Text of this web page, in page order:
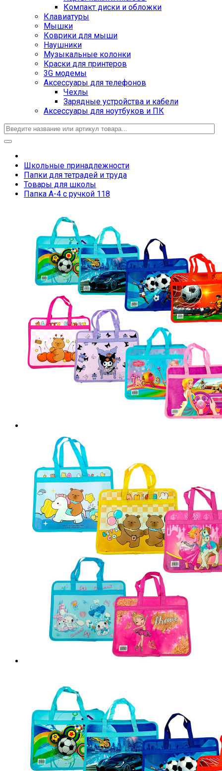
Компакт диски и обложки
Клавиатуры
Мышки
Коврики для мыши
Наушники
Музыкальные колонки
Краски для принтеров
3G модемы
Аксессуары для телефонов
Чехлы
Зарядные устройства и кабели
Аксессуары для ноутбуков и ПК
Школьные принадлежности
Папки для тетрадей и труда
Товары для школы
Папка А-4 с ручкой 118